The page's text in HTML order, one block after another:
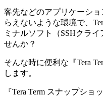
客先などのアプリケーシ
らえないような環境で、
ミナルソフト（SSHクラ
せんか？
そんな時に便利な『Tera
します。
『Tera Term スナップシ